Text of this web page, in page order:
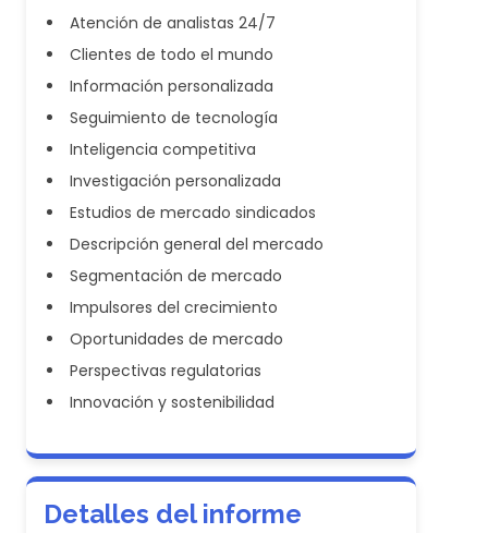
Atención de analistas 24/7
Clientes de todo el mundo
Información personalizada
Seguimiento de tecnología
Inteligencia competitiva
Investigación personalizada
Estudios de mercado sindicados
Descripción general del mercado
Segmentación de mercado
Impulsores del crecimiento
Oportunidades de mercado
Perspectivas regulatorias
Innovación y sostenibilidad
Detalles del informe